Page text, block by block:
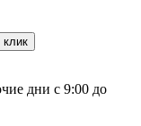
клик
дни с 9:00 до